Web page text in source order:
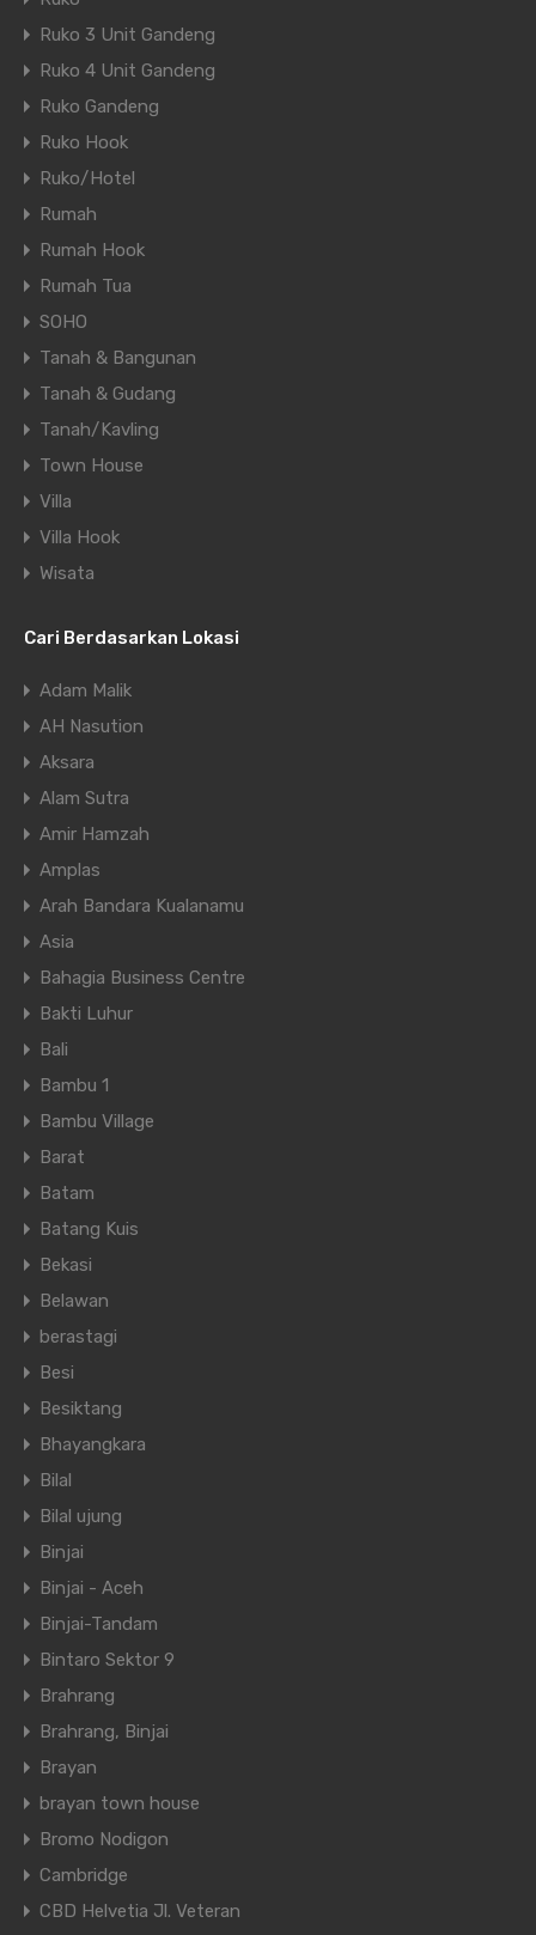
Ruko 3 Unit Gandeng
Ruko 4 Unit Gandeng
Ruko Gandeng
Ruko Hook
Ruko/Hotel
Rumah
Rumah Hook
Rumah Tua
SOHO
Tanah & Bangunan
Tanah & Gudang
Tanah/Kavling
Town House
Villa
Villa Hook
Wisata
Cari Berdasarkan Lokasi
Adam Malik
AH Nasution
Aksara
Alam Sutra
Amir Hamzah
Amplas
Arah Bandara Kualanamu
Asia
Bahagia Business Centre
Bakti Luhur
Bali
Bambu 1
Bambu Village
Barat
Batam
Batang Kuis
Bekasi
Belawan
berastagi
Besi
Besiktang
Bhayangkara
Bilal
Bilal ujung
Binjai
Binjai - Aceh
Binjai-Tandam
Bintaro Sektor 9
Brahrang
Brahrang, Binjai
Brayan
brayan town house
Bromo Nodigon
Cambridge
CBD Helvetia Jl. Veteran